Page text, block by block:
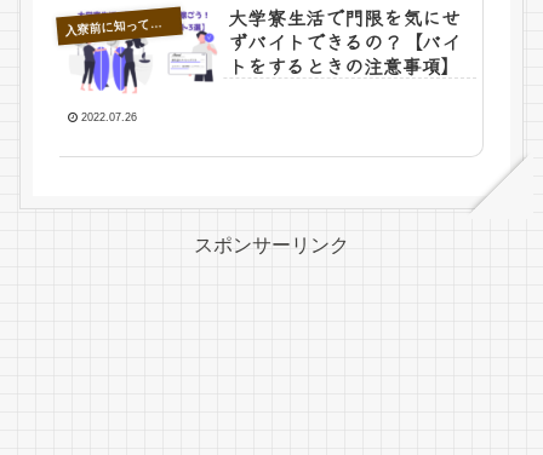
入寮前に知っておきたいこと
大学寮生活で門限を気にせ
ずバイトできるの？【バイ
トをするときの注意事項】
2022.07.26
スポンサーリンク